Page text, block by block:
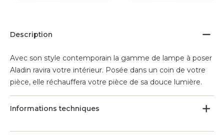
Description
Avec son style contemporain la gamme de lampe à poser
Aladin ravira votre intérieur. Posée dans un coin de votre
pièce, elle réchauffera votre pièce de sa douce lumière.
Informations techniques